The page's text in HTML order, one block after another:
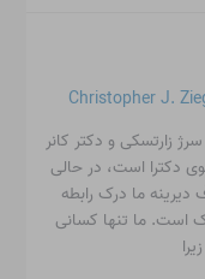
Christopher J.
زارتسکی و دکتر کانر
دکترا است، در حالی
ما درک رابطه
است. ما تنها کسانی